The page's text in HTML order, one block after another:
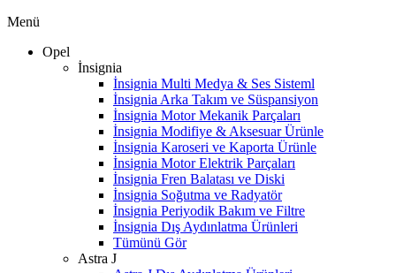
Menü
Opel
İnsignia
İnsignia Multi Medya & Ses Sisteml
İnsignia Arka Takım ve Süspansiyon
İnsignia Motor Mekanik Parçaları
İnsignia Modifiye & Aksesuar Ürünle
İnsignia Karoseri ve Kaporta Ürünle
İnsignia Motor Elektrik Parçaları
İnsignia Fren Balatası ve Diski
İnsignia Soğutma ve Radyatör
İnsignia Periyodik Bakım ve Filtre
İnsignia Dış Aydınlatma Ürünleri
Tümünü Gör
Astra J